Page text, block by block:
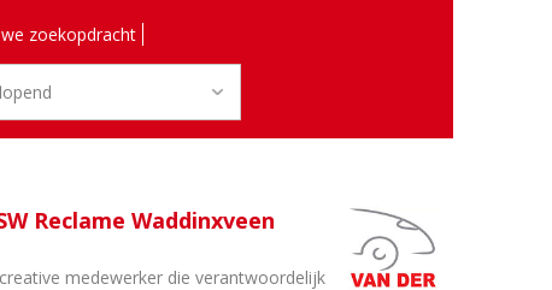
zoekopdracht
Reclame Waddinxveen
medewerker die verantwoordelijk